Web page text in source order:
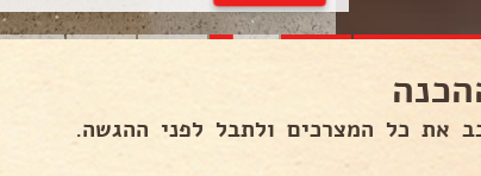
את כל המצרכים ולתבל לפני ההגשה.